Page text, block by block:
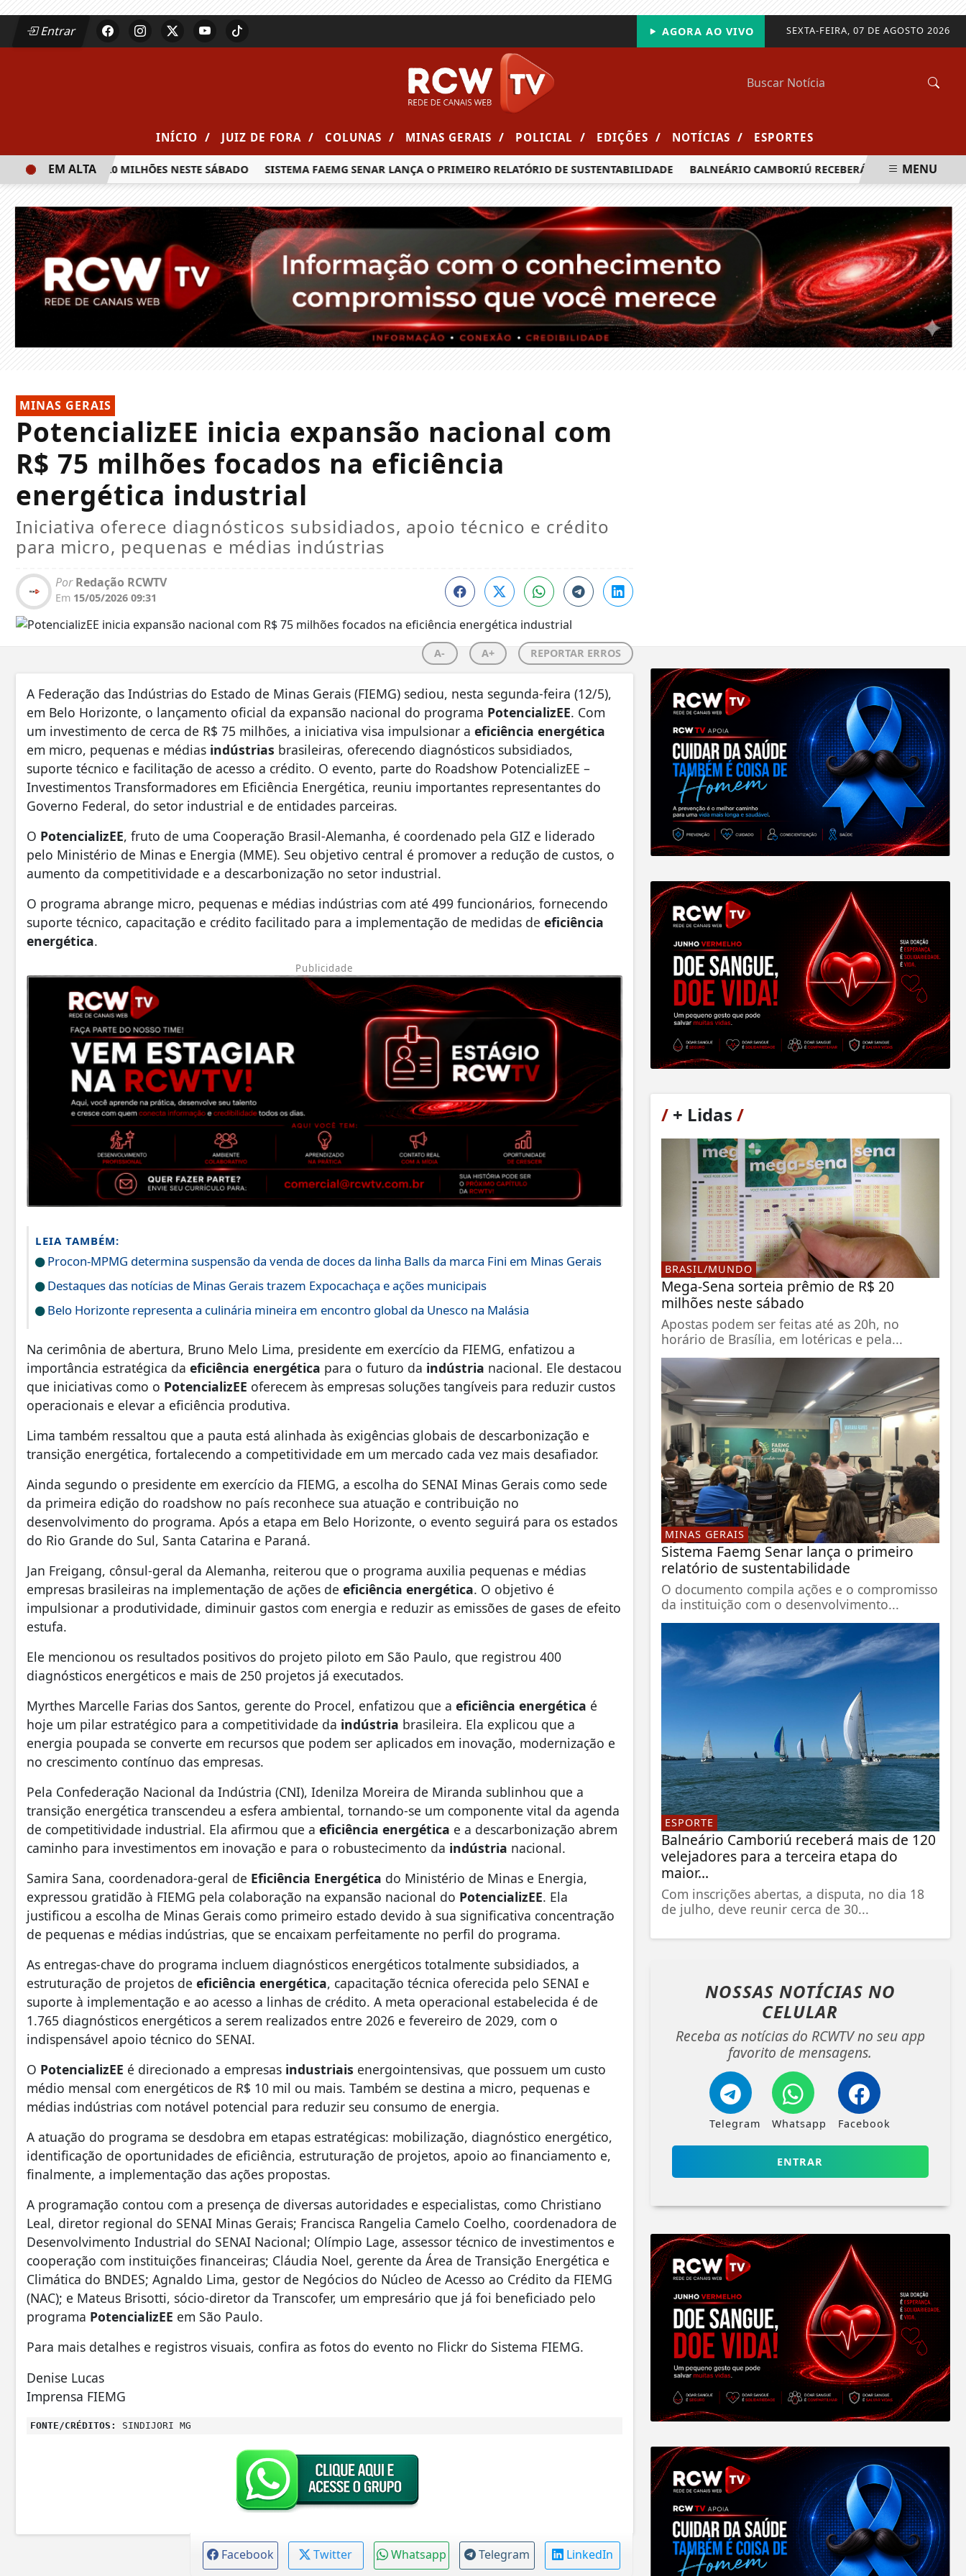
Entrar SEXTA-FEIRA, 07 DE AGOSTO 2026
AGORA AO VIVO
INÍCIO / JUIZ DE FORA / COLUNAS / MINAS GERAIS / POLICIAL / EDIÇÕES / NOTÍCIAS / ESPORTES
DE R$ 20 MILHÕES NESTE SÁBADO SISTEMA FAEMG SENAR LANÇA O PRIMEIRO RELATÓRIO DE SUSTENTABILIDADE BALNEÁRIO CAMBORIÚ RECEBERÁ MAIS DE 120
EM ALTA MENU
MINAS GERAIS
PotencializEE inicia expansão nacional com
R$ 75 milhões focados na eficiência
energética industrial
Iniciativa oferece diagnósticos subsidiados, apoio técnico e crédito
para micro, pequenas e médias indústrias
PorRedação RCWTV
Em 15/05/2026 09:31
A- A+ REPORTAR ERROS
A Federação das Indústrias do Estado de Minas Gerais (FIEMG) sediou, nesta segunda-feira (12/5),
em Belo Horizonte, o lançamento oficial da expansão nacional do programa PotencializEE. Com
um investimento de cerca de R$ 75 milhões, a iniciativa visa impulsionar a eficiência energética
em micro, pequenas e médias indústrias brasileiras, oferecendo diagnósticos subsidiados,
suporte técnico e facilitação de acesso a crédito. O evento, parte do Roadshow PotencializEE –
Investimentos Transformadores em Eficiência Energética, reuniu importantes representantes do
Governo Federal, do setor industrial e de entidades parceiras.
O PotencializEE, fruto de uma Cooperação Brasil-Alemanha, é coordenado pela GIZ e liderado
pelo Ministério de Minas e Energia (MME). Seu objetivo central é promover a redução de custos, o
aumento da competitividade e a descarbonização no setor industrial.
O programa abrange micro, pequenas e médias indústrias com até 499 funcionários, fornecendo
suporte técnico, capacitação e crédito facilitado para a implementação de medidas de eficiência
energética.
Publicidade
LEIA TAMBÉM:
Procon-MPMG determina suspensão da venda de doces da linha Balls da marca Fini em Minas Gerais
Destaques das notícias de Minas Gerais trazem Expocachaça e ações municipais
Belo Horizonte representa a culinária mineira em encontro global da Unesco na Malásia
Na cerimônia de abertura, Bruno Melo Lima, presidente em exercício da FIEMG, enfatizou a
importância estratégica da eficiência energética para o futuro da indústria nacional. Ele destacou
que iniciativas como o PotencializEE oferecem às empresas soluções tangíveis para reduzir custos
operacionais e elevar a eficiência produtiva.
Lima também ressaltou que a pauta está alinhada às exigências globais de descarbonização e
transição energética, fortalecendo a competitividade em um mercado cada vez mais desafiador.
Ainda segundo o presidente em exercício da FIEMG, a escolha do SENAI Minas Gerais como sede
da primeira edição do roadshow no país reconhece sua atuação e contribuição no
desenvolvimento do programa. Após a etapa em Belo Horizonte, o evento seguirá para os estados
do Rio Grande do Sul, Santa Catarina e Paraná.
Jan Freigang, cônsul-geral da Alemanha, reiterou que o programa auxilia pequenas e médias
empresas brasileiras na implementação de ações de eficiência energética. O objetivo é
impulsionar a produtividade, diminuir gastos com energia e reduzir as emissões de gases de efeito
estufa.
Ele mencionou os resultados positivos do projeto piloto em São Paulo, que registrou 400
diagnósticos energéticos e mais de 250 projetos já executados.
Myrthes Marcelle Farias dos Santos, gerente do Procel, enfatizou que a eficiência energética é
hoje um pilar estratégico para a competitividade da indústria brasileira. Ela explicou que a
energia poupada se converte em recursos que podem ser aplicados em inovação, modernização e
no crescimento contínuo das empresas.
Pela Confederação Nacional da Indústria (CNI), Idenilza Moreira de Miranda sublinhou que a
transição energética transcendeu a esfera ambiental, tornando-se um componente vital da agenda
de competitividade industrial. Ela afirmou que a eficiência energética e a descarbonização abrem
caminho para investimentos em inovação e para o robustecimento da indústria nacional.
Samira Sana, coordenadora-geral de Eficiência Energética do Ministério de Minas e Energia,
expressou gratidão à FIEMG pela colaboração na expansão nacional do PotencializEE. Ela
justificou a escolha de Minas Gerais como primeiro estado devido à sua significativa concentração
de pequenas e médias indústrias, que se encaixam perfeitamente no perfil do programa.
As entregas-chave do programa incluem diagnósticos energéticos totalmente subsidiados, a
estruturação de projetos de eficiência energética, capacitação técnica oferecida pelo SENAI e
suporte à implementação e ao acesso a linhas de crédito. A meta operacional estabelecida é de
1.765 diagnósticos energéticos a serem realizados entre 2026 e fevereiro de 2029, com o
indispensável apoio técnico do SENAI.
O PotencializEE é direcionado a empresas industriais energointensivas, que possuem um custo
médio mensal com energéticos de R$ 10 mil ou mais. Também se destina a micro, pequenas e
médias indústrias com notável potencial para reduzir seu consumo de energia.
A atuação do programa se desdobra em etapas estratégicas: mobilização, diagnóstico energético,
identificação de oportunidades de eficiência, estruturação de projetos, apoio ao financiamento e,
finalmente, a implementação das ações propostas.
A programação contou com a presença de diversas autoridades e especialistas, como Christiano
Leal, diretor regional do SENAI Minas Gerais; Francisca Rangelia Camelo Coelho, coordenadora de
Desenvolvimento Industrial do SENAI Nacional; Olímpio Lage, assessor técnico de investimentos e
cooperação com instituições financeiras; Cláudia Noel, gerente da Área de Transição Energética e
Climática do BNDES; Agnaldo Lima, gestor de Negócios do Núcleo de Acesso ao Crédito da FIEMG
(NAC); e Mateus Brisotti, sócio-diretor da Transcofer, um empresário que já foi beneficiado pelo
programa PotencializEE em São Paulo.
Para mais detalhes e registros visuais, confira as fotos do evento no Flickr do Sistema FIEMG.
Denise Lucas
Imprensa FIEMG
FONTE/CRÉDITOS: SINDIJORI MG
Facebook Twitter Whatsapp Telegram LinkedIn
/+ Lidas /
BRASIL/MUNDO
Mega-Sena sorteia prêmio de R$ 20
milhões neste sábado
Apostas podem ser feitas até as 20h, no
horário de Brasília, em lotéricas e pela...
MINAS GERAIS
Sistema Faemg Senar lança o primeiro
relatório de sustentabilidade
O documento compila ações e o compromisso
da instituição com o desenvolvimento...
ESPORTE
Balneário Camboriú receberá mais de 120
velejadores para a terceira etapa do
maior...
Com inscrições abertas, a disputa, no dia 18
de julho, deve reunir cerca de 30...
NOSSAS NOTÍCIAS NO
CELULAR
Receba as notícias do RCWTV no seu app
favorito de mensagens.
Telegram Whatsapp Facebook
ENTRAR